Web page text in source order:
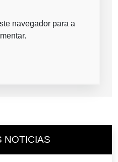
navegador para a
NOTICIAS